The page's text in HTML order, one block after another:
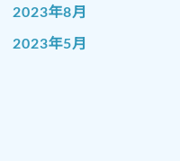
2023年8月
2023年5月